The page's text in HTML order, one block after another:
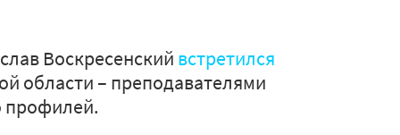
Воскресенский встретился
области – преподавателями
профилей.